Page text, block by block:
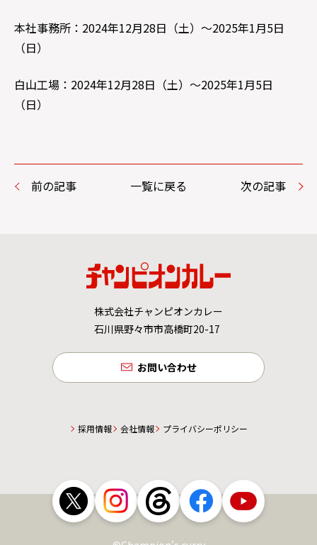
本社事務所：2024年12月28日（土）～2025年1月5日
（日）
白山工場：2024年12月28日（土）～2025年1月5日
（日）
前の記事 一覧に戻る 次の記事
株式会社チャンピオンカレー
石川県野々市市高橋町20-17
お問い合わせ
採用情報 会社情報 プライバシーポリシー